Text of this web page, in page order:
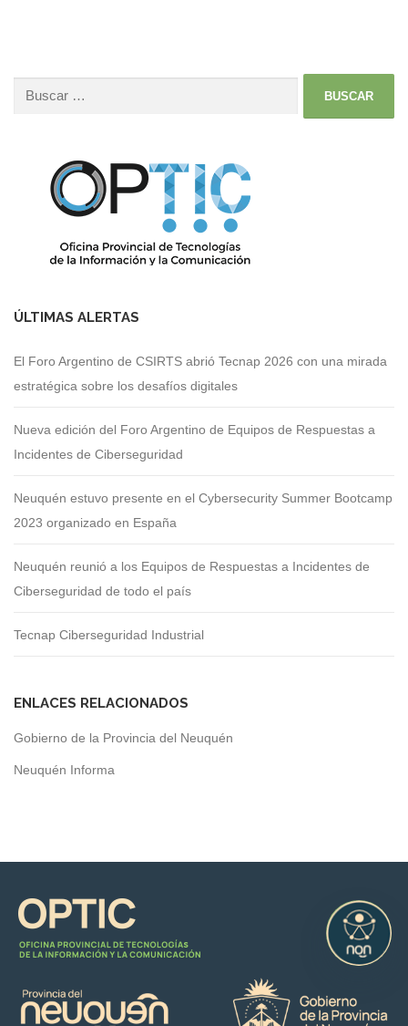
ÚLTIMAS ALERTAS
El Foro Argentino de CSIRTS abrió Tecnap 2026 con una mirada
estratégica sobre los desafíos digitales
Nueva edición del Foro Argentino de Equipos de Respuestas a
Incidentes de Ciberseguridad
Neuquén estuvo presente en el Cybersecurity Summer Bootcamp
2023 organizado en España
Neuquén reunió a los Equipos de Respuestas a Incidentes de
Ciberseguridad de todo el país
Tecnap Ciberseguridad Industrial
ENLACES RELACIONADOS
Gobierno de la Provincia del Neuquén
Neuquén Informa